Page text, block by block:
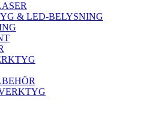
& LED-BELYSNING